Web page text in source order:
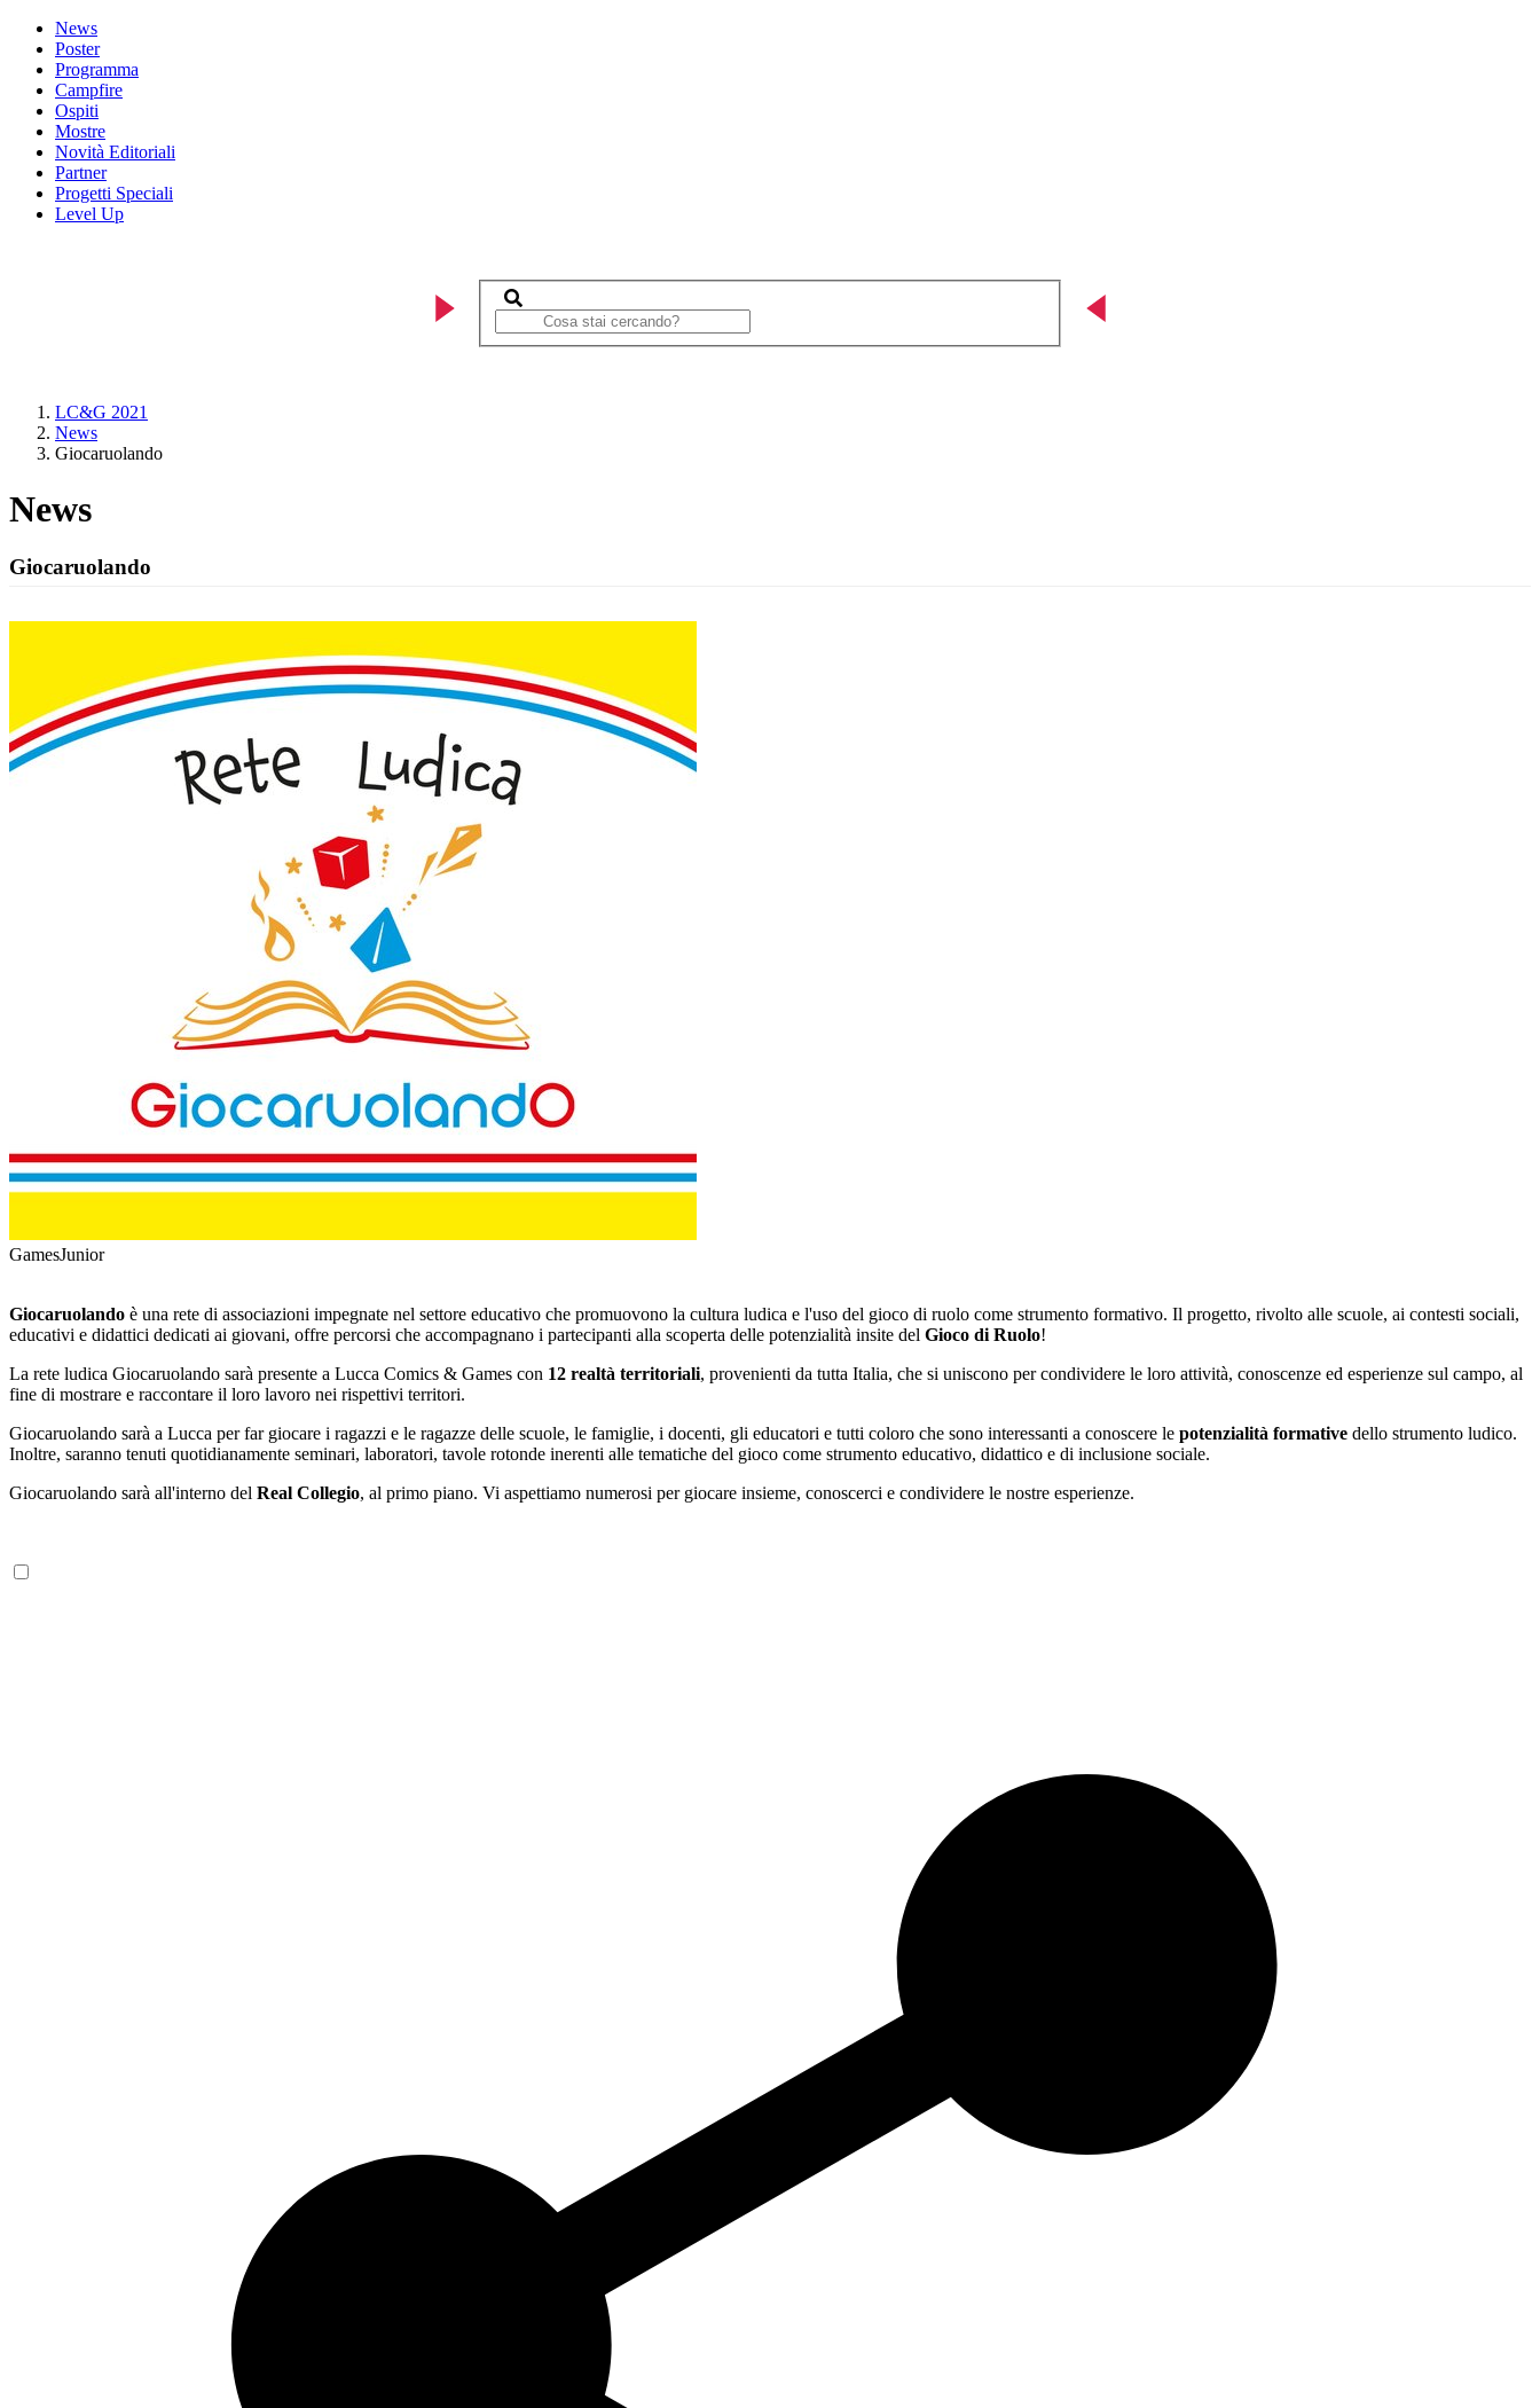
News
Poster
Programma
Campfire
Ospiti
Mostre
Novità Editoriali
Partner
Progetti Speciali
Level Up
LC&G 2021
News
Giocaruolando
News
Giocaruolando
GamesJunior
Giocaruolando è una rete di associazioni impegnate nel settore educativo che promuovono la cultura ludica e l'uso del gioco di ruolo come strumento formativo. Il progetto, rivolto alle scuole, ai contesti sociali,
educativi e didattici dedicati ai giovani, offre percorsi che accompagnano i partecipanti alla scoperta delle potenzialità insite del Gioco di Ruolo!
La rete ludica Giocaruolando sarà presente a Lucca Comics & Games con 12 realtà territoriali, provenienti da tutta Italia, che si uniscono per condividere le loro attività, conoscenze ed esperienze sul campo, al
fine di mostrare e raccontare il loro lavoro nei rispettivi territori.
Giocaruolando sarà a Lucca per far giocare i ragazzi e le ragazze delle scuole, le famiglie, i docenti, gli educatori e tutti coloro che sono interessanti a conoscere le potenzialità formative dello strumento ludico.
Inoltre, saranno tenuti quotidianamente seminari, laboratori, tavole rotonde inerenti alle tematiche del gioco come strumento educativo, didattico e di inclusione sociale.
Giocaruolando sarà all'interno del Real Collegio, al primo piano. Vi aspettiamo numerosi per giocare insieme, conoscerci e condividere le nostre esperienze.